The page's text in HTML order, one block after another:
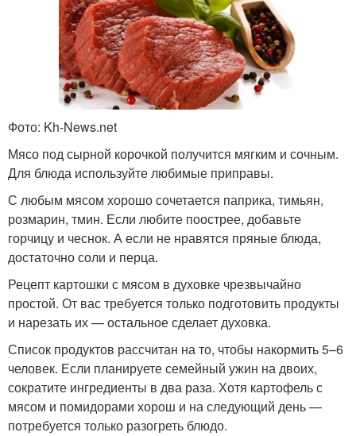
Фото: Kh-News.net
Мясо под сырной корочкой получится мягким и сочным.
Для блюда используйте любимые приправы.
С любым мясом хорошо сочетается паприка, тимьян,
розмарин, тмин. Если любите поострее, добавьте
горчицу и чеснок. А если не нравятся пряные блюда,
достаточно соли и перца.
Рецепт картошки с мясом в духовке чрезвычайно
простой. От вас требуется только подготовить продукты
и нарезать их — остальное сделает духовка.
Список продуктов рассчитан на то, чтобы накормить 5–6
человек. Если планируете семейный ужин на двоих,
сократите ингредиенты в два раза. Хотя картофель с
мясом и помидорами хорош и на следующий день —
потребуется только разогреть блюдо.